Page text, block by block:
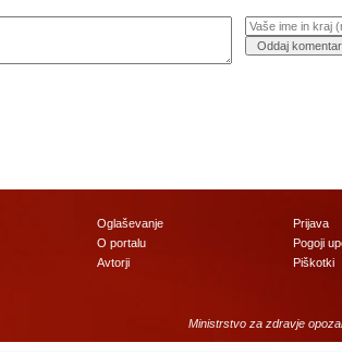
Oglaševanje
O portalu
Avtorji
Prijava
Pogoji
Piškotki
Ministrstvo za zdravje